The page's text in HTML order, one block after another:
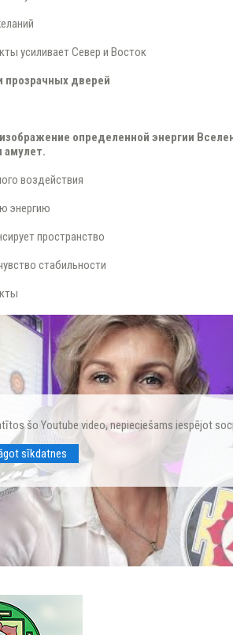
усиливает Север и Восток
прозрачных дверей
определенной энергии
амулет.
воздействия
энергию
пространство
стабильности
šo Youtube video, nepieciešams iespējot
sīkdatnes